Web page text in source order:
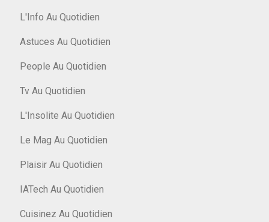
L'Info Au Quotidien
Astuces Au Quotidien
People Au Quotidien
Tv Au Quotidien
L'Insolite Au Quotidien
Le Mag Au Quotidien
Plaisir Au Quotidien
IATech Au Quotidien
Cuisinez Au Quotidien